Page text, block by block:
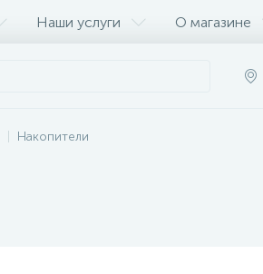
Наши услуги О магазине
Накопители